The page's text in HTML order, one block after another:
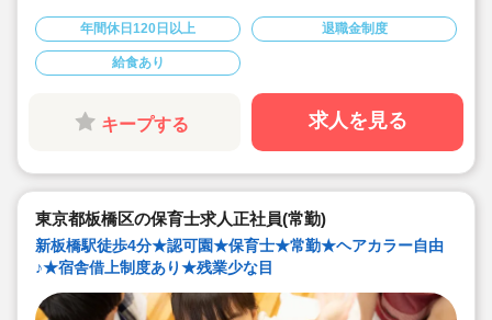
◇借り上げ社宅制度あり！(敷金礼金なし)
◇介護休暇・産前産後休暇・育児休暇の取得率100％！
復帰率も83％♪
◇男性保育士も数多く活躍中の法人です！
どもたち一人ひとりに寄り添う保育を行っています。
◇各種研修を無理なく実施しているので、ブランクある
方や未経験の方も安心。主任や園長を目指す方のサポー
年間休日120日以上 退職金制度
給食あり
キープする 求人を見る
東京都板橋区の保育士求人正社員(常勤)
新板橋駅徒歩4分★認可園★保育士★常勤★ヘアカラー自由
♪★宿舎借上制度あり★残業少な目